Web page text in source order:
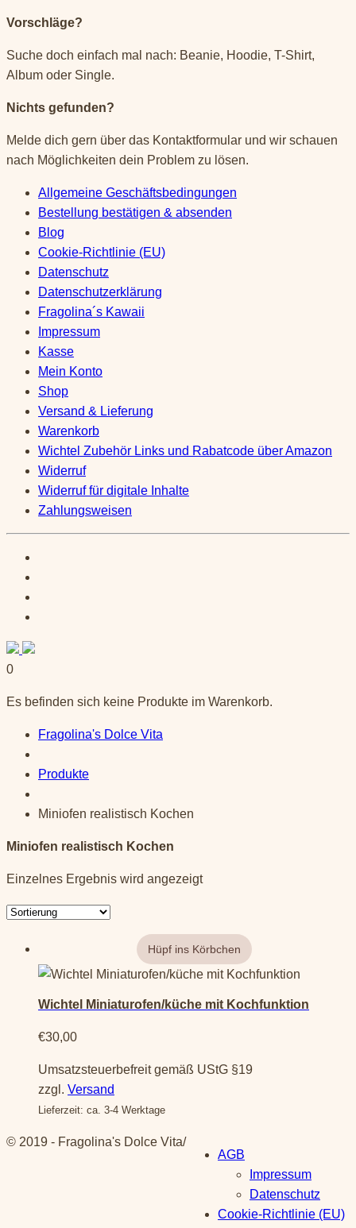
Vorschläge?
Suche doch einfach mal nach: Beanie, Hoodie, T-Shirt,
Album oder Single.
Nichts gefunden?
Melde dich gern über das Kontaktformular und wir schauen
nach Möglichkeiten dein Problem zu lösen.
Allgemeine Geschäftsbedingungen
Bestellung bestätigen & absenden
Blog
Cookie-Richtlinie (EU)
Datenschutz
Datenschutzerklärung
Fragolina´s Kawaii
Impressum
Kasse
Mein Konto
Shop
Versand & Lieferung
Warenkorb
Wichtel Zubehör Links und Rabatcode über Amazon
Widerruf
Widerruf für digitale Inhalte
Zahlungsweisen
0
Es befinden sich keine Produkte im Warenkorb.
Fragolina's Dolce Vita
Produkte
Miniofen realistisch Kochen
Miniofen realistisch Kochen
Einzelnes Ergebnis wird angezeigt
Wichtel Miniaturofen/küche mit Kochfunktion
€30,00
Umsatzsteuerbefreit gemäß UStG §19
zzgl. Versand
Lieferzeit: ca. 3-4 Werktage
© 2019 - Fragolina's Dolce Vita/
AGB
Impressum
Datenschutz
Cookie-Richtlinie (EU)